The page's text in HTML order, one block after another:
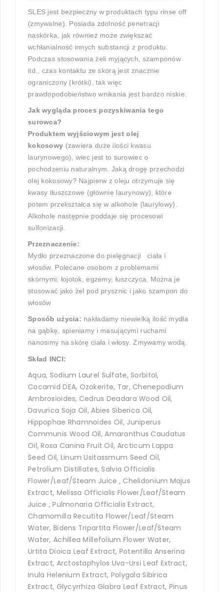
SLES jest bezpieczny w produktach typu rinse off
(zmywalne). Posiada zdolność penetracji
naskórka, jak również może zwiększać
wchłanialność innych substancji z produktu.
Podczas stosowania żeli myjących, szamponów
itd., czas kontaktu ze skórą jest znacznie
ograniczony (krótki), tak więc
prawdopodobieństwo wnikania jest bardzo niskie.
Jak wygląda proces pozyskiwania tego
surowca?
Produktem wyjściowym jest olej
kokosowy (zawiera duże ilości kwasu
laurynowego), wiec jest to surowiec o
pochodzeniu naturalnym. Jaką drogę przechodzi
olej kokosowy? Najpierw z oleju otrzymuje się
kwasy tłuszczowe (głównie laurynowy), które
potem przekształca się w alkohole (laurylowy).
Alkohole następnie poddaje się procesowi
sulfonizacji.
Przeznaczenie:
Mydło przeznaczone do pielęgnacji ciała i
włosów. Polecane osobom z problemami
skórnymi: łojotok, egzemy, łuszczyca. Można je
stosować jako żel pod prysznic i jako szampon do
włosów
Sposób użycia: nakładamy niewielką ilość mydła
na gąbkę, spieniamy i masującymi ruchami
nanosimy na skórę ciała i włosy. Zmywamy wodą.
Skład INCI:
Aqua, Sodium Laurel Sulfate, Sorbitol,
Cocamid DEA, Ozokerite, Tar, Chenepodium
Ambrosioides, Cedrus Deadara Wood Oil,
Davurica Soja Oil, Abies Siberica Oil,
Hippophae Rhamnoides Oil, Juniperus
Communis Wood Oil, Amaranthus Caudatus
Oil, Rosa Canina Fruit Oil, Arcticum Lappa
Seed Oil, Linum Usitassmum Seed Oil,
Petrolium Distillates, Salvia Officialis
Flower/Leaf/Steam Juice , Chelidonium Majus
Extract, Melissa Officialis Flower/Leaf/Steam
Juice , Pulmonaria Officialis Extract,
Chamomilla Recutita Flower/Leaf/Steam
Water, Bidens Tripartita Flower/Leaf/Steam
Water, Achillea Millefolium Flower Water,
Urtita Dioica Leaf Extract, Potentilla Anserina
Extract, Arctostaphylos Uva-Ursi Leaf Extract,
Inula Helenium Extract, Polygala Sibirica
Extract, Glycyrrhiza Glabra Leaf Extract, Pinus